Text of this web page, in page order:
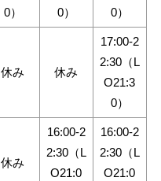
0）
0）
0）
休み 休み
17:00-2
2:30（L
O21:3
0）
休み
16:00-2
2:30（L
O21:0
16:00-2
2:30（L
O21:0